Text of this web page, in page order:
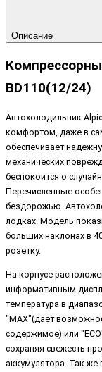
Описание
BD110(12/24)
Автохолодильник
комфортом, даже в
обеспечивает
механических
беспокоится о
Перечисленные
бездорожью.
лодках. Модель
больших наклонах в
розетку.
На корпусе
информативным
температура в
"MAX"(дает
содержимое) или
сохраняя свежесть
аккумулятора. Так